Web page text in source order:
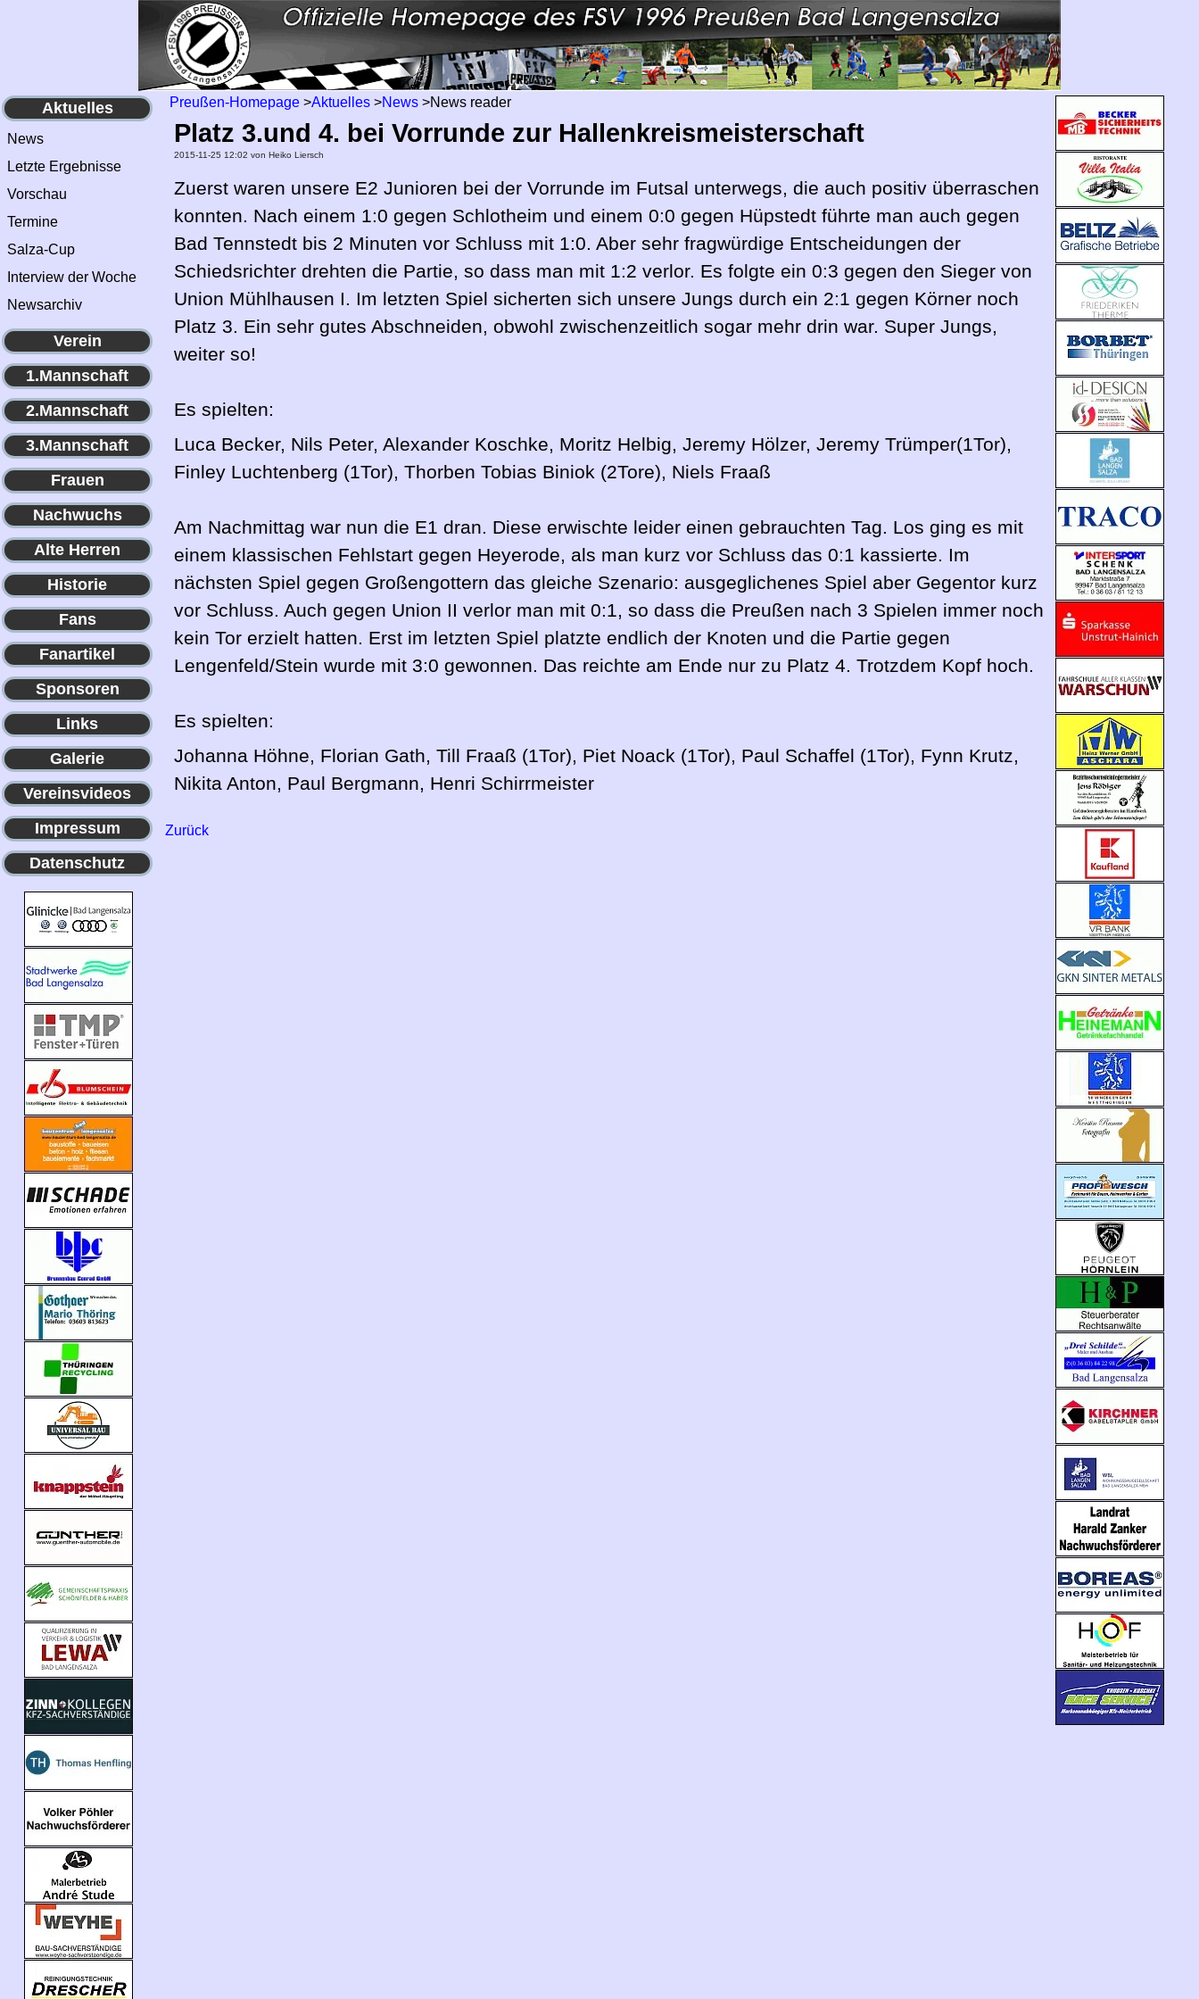
Aktuelles
News
Letzte Ergebnisse
Vorschau
Termine
Salza-Cup
Interview der Woche
Newsarchiv
Verein
1.Mannschaft
2.Mannschaft
3.Mannschaft
Frauen
Nachwuchs
Alte Herren
Historie
Fans
Fanartikel
Sponsoren
Links
Galerie
Vereinsvideos
Impressum
Datenschutz
Preußen-Homepage>Aktuelles>News>News reader
Platz 3.und 4. bei Vorrunde zur Hallenkreismeisterschaft
2015-11-25 12:02 von Heiko Liersch
Zuerst waren unsere E2 Junioren bei der Vorrunde im Futsal unterwegs, die auch positiv überraschen
konnten. Nach einem 1:0 gegen Schlotheim und einem 0:0 gegen Hüpstedt führte man auch gegen
Bad Tennstedt bis 2 Minuten vor Schluss mit 1:0. Aber sehr fragwürdige Entscheidungen der
Schiedsrichter drehten die Partie, so dass man mit 1:2 verlor. Es folgte ein 0:3 gegen den Sieger von
Union Mühlhausen I. Im letzten Spiel sicherten sich unsere Jungs durch ein 2:1 gegen Körner noch
Platz 3. Ein sehr gutes Abschneiden, obwohl zwischenzeitlich sogar mehr drin war. Super Jungs,
weiter so!
Es spielten:
Luca Becker, Nils Peter, Alexander Koschke, Moritz Helbig, Jeremy Hölzer, Jeremy Trümper(1Tor),
Finley Luchtenberg (1Tor), Thorben Tobias Biniok (2Tore), Niels Fraaß
Am Nachmittag war nun die E1 dran. Diese erwischte leider einen gebrauchten Tag. Los ging es mit
einem klassischen Fehlstart gegen Heyerode, als man kurz vor Schluss das 0:1 kassierte. Im
nächsten Spiel gegen Großengottern das gleiche Szenario: ausgeglichenes Spiel aber Gegentor kurz
vor Schluss. Auch gegen Union II verlor man mit 0:1, so dass die Preußen nach 3 Spielen immer noch
kein Tor erzielt hatten. Erst im letzten Spiel platzte endlich der Knoten und die Partie gegen
Lengenfeld/Stein wurde mit 3:0 gewonnen. Das reichte am Ende nur zu Platz 4. Trotzdem Kopf hoch.
Es spielten:
Johanna Höhne, Florian Gath, Till Fraaß (1Tor), Piet Noack (1Tor), Paul Schaffel (1Tor), Fynn Krutz,
Nikita Anton, Paul Bergmann, Henri Schirrmeister
Zurück